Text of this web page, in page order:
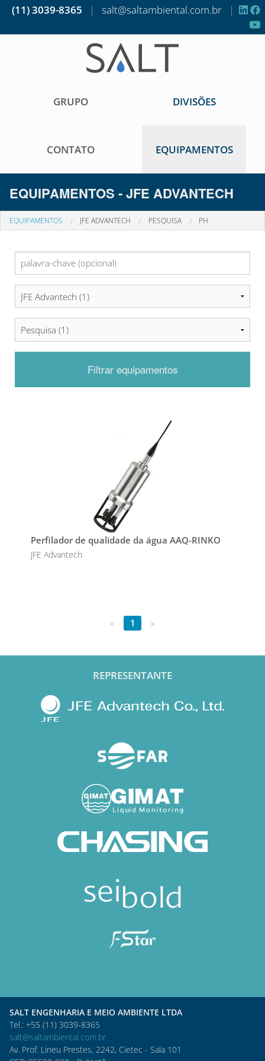
(11) 3039-8365 | salt@saltambiental.com.br |
GRUPO DIVISÕES
CONTATO EQUIPAMENTOS
EQUIPAMENTOS - JFE ADVANTECH
EQUIPAMENTOS JFE ADVANTECH PESQUISA PH
Filtrar equipamentos
Perfilador de qualidade da água AAQ-RINKO
JFE Advantech
« 1 »
REPRESENTANTE
SALT ENGENHARIA E MEIO AMBIENTE LTDA
Tel.: +55 (11) 3039-8365
salt@saltambiental.com.br
Av. Prof. Lineu Prestes, 2242, Cietec - Sala 101